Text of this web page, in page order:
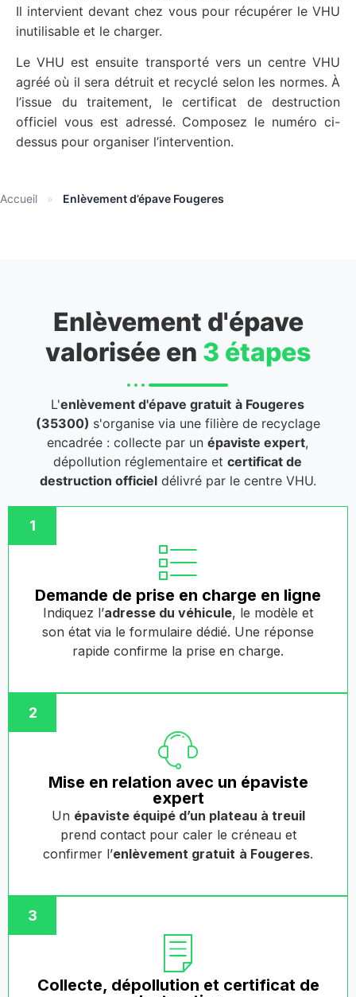
Il intervient devant chez vous pour récupérer le VHU
inutilisable et le charger.
Le VHU est ensuite transporté vers un centre VHU
agréé où il sera détruit et recyclé selon les normes. À
l’issue du traitement, le certificat de destruction
officiel vous est adressé. Composez le numéro ci-
dessus pour organiser l’intervention.
Accueil » Enlèvement d’épave Fougeres
Enlèvement d'épave
valorisée en 3 étapes
L'enlèvement d'épave gratuit à Fougeres
(35300) s'organise via une filière de recyclage
encadrée : collecte par unépaviste expert,
dépollution réglementaire etcertificat de
destruction officieldélivré par le centre VHU.
1
Demande de prise en charge en ligne
Indiquez l’adresse du véhicule, le modèle et
son état via le formulaire dédié. Une réponse
rapide confirme la prise en charge.
2
Mise en relation avec un épaviste
expert
Un épaviste équipé d’un plateau à treuil
prend contact pour caler le créneau et
confirmer l’enlèvement gratuit à Fougeres.
3
Collecte, dépollution et certificat de